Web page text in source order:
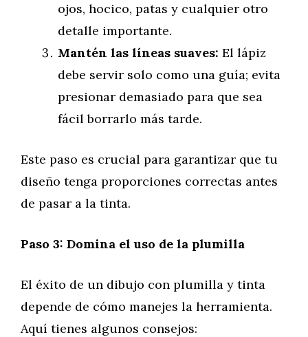
ojos, hocico, patas y cualquier otro
detalle importante.
Mantén las líneas suaves: El lápiz
debe servir solo como una guía; evita
presionar demasiado para que sea
fácil borrarlo más tarde.
Este paso es crucial para garantizar que tu
diseño tenga proporciones correctas antes
de pasar a la tinta.
Paso 3: Domina el uso de la plumilla
El éxito de un dibujo con plumilla y tinta
depende de cómo manejes la herramienta.
Aquí tienes algunos consejos: